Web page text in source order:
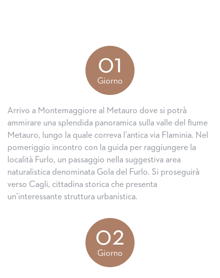
01
Giorno
Arrivo a Montemaggiore al Metauro dove si potrà
ammirare una splendida panoramica sulla valle del fiume
Metauro, lungo la quale correva l’antica via Flaminia. Nel
pomeriggio incontro con la guida per raggiungere la
località Furlo, un passaggio nella suggestiva area
naturalistica denominata Gola del Furlo. Si proseguirà
verso Cagli, cittadina storica che presenta
un’interessante struttura urbanistica.
02
Giorno